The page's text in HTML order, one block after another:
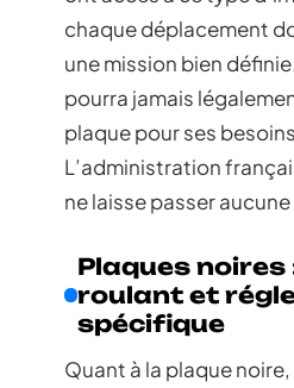
chaque déplacement
une mission bien
pourra jamais
plaque pour ses
L’administration
ne laisse passer
Plaques
roulant et
spécifique
Quant à la plaque noire,